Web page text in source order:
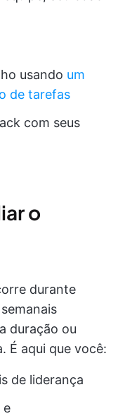
usando um
de tarefas
com seus
o
durante
duração ou
É aqui que você:
de liderança
e